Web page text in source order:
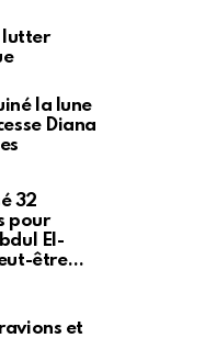
lutter
la lune
Diana
32
pour
El-
être…
et